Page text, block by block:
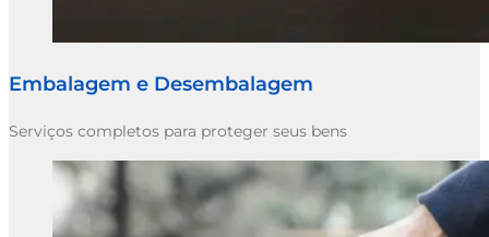
Embalagem e Desembalagem
Serviços completos para proteger seus bens